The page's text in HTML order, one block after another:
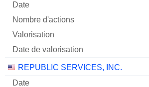
REPUBLIC SERVICES, INC.